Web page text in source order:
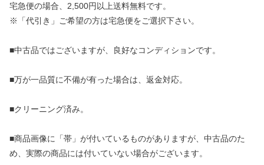
宅急便の場合、2,500円以上送料無料です。
※「代引き」ご希望の方は宅急便をご選択下さい。
■中古品ではございますが、良好なコンディションです。
■万が一品質に不備が有った場合は、返金対応。
■クリーニング済み。
■商品画像に「帯」が付いているものがありますが、中古品のた
め、実際の商品には付いていない場合がございます。